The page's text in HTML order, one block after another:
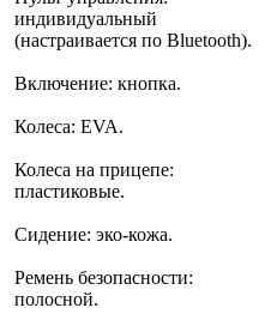
индивидуальный
(настраивается по Bluetooth).
Включение: кнопка.
Колеса: EVA.
Колеса на прицепе:
пластиковые.
Сидение: эко-кожа.
Ремень безопасности:
полосной.